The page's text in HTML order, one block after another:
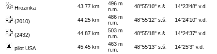
Hrozinka 43.77 km
496 m
n.m.
48°55'10'' s.š. 14°23'48'' v.d.
(2010) 44.25 km
486 m
n.m.
48°55'12'' s.š. 14°24'10'' v.d.
(2432) 44.87 km
503 m
n.m.
48°55'18'' s.š. 14°24'37'' v.d.
pilot USA 45.45 km
463 m
n.m.
48°55'13'' s.š. 14°25'3'' v.d.